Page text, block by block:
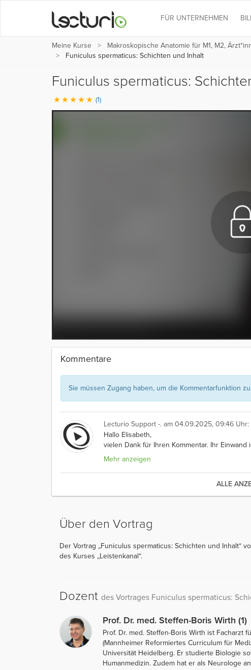
FÜR UNTERNEHMEN
Meine Kurse Makroskopische Anatomie für M1, M2,
Funiculus spermaticus: Schichten und Inhalt
Funiculus spermaticus:
(1)
Kommentare
Sie müssen Zugang haben, um die Kommentarfunktion
Lecturio Support -. am 04.09.2025, 09:46 Uhr:
Hallo Elisabeth,
vielen Dank für Ihren Kommentar. Ihr
Mehr anzeigen
ALLE
Über den Vortrag
Der Vortrag „Funiculus spermaticus: Schichten und Inhalt“
des Kurses „Leistenkanal“.
Dozent des Vortrages Funiculus spermaticus:
Prof. Dr. med. Steffen-Boris Wirth (1)
Prof. Dr. med. Steffen-Boris Wirth ist Facharzt
(Mannheimer Reformiertes Curriculum für
Universität Heidelberg. Er studierte Biologie
Humanmedizin. Zudem hat er als Neurologe